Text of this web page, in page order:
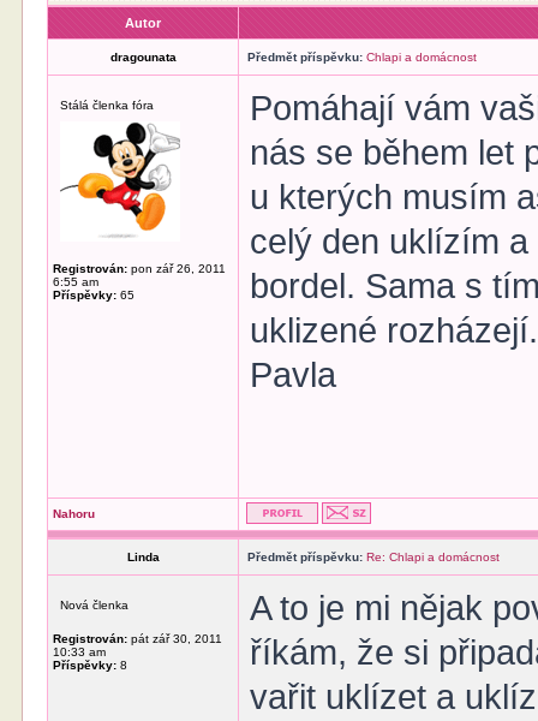
Autor
dragounata Předmět příspěvku: Chlapi a domácnost
Stálá členka fóra
Registrován: pon zář 26, 2011
6:55 am
Příspěvky: 65
Pomáhají vám
nás se během let
u kterých musím
celý den uklízím
bordel. Sama s
uklizené rozházejí.
Pavla
Nahoru
Linda Předmět příspěvku: Re: Chlapi a domácnost
Nová členka
Registrován: pát zář 30, 2011
10:33 am
Příspěvky: 8
A to je mi nějak
říkám, že si
vařit uklízet a